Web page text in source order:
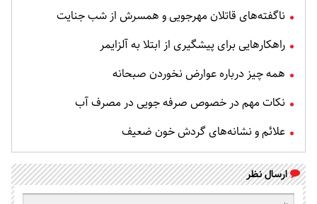
ناگفته‌های قاتلان مهرجویی و همسرش از شب جنایت
راهکارهایی برای پیشگیری از ابتلا به آلزایمر
همه چیز درباره عوارض نخوردن صبحانه
نکات مهم در خصوص صرفه جویی در مصرف آب
علائم و نشانه‌های گردش خون ضعیف
ارسال نظر